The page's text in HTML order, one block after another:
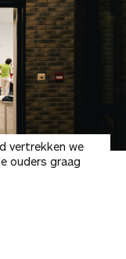
vertrekken we
ouders graag